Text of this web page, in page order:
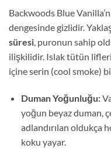
Backwoods Blue
dengesinde gizlidir.
süresi, puronun sahip
ilişkilidir. Islak tütün lifleri,
içine serin (cool smoke)
Duman Yoğunluğu:
yoğun beyaz duman,
adlandırılan oldukça
koku yayar.